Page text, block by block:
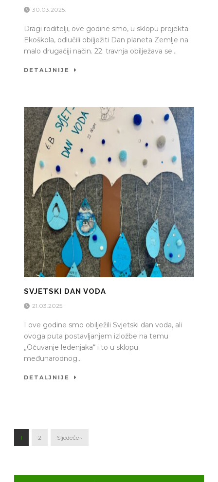
30.03.2025.
Dragi roditelji, ove godine smo, u sklopu projekta
Ekoškola, odlučili obilježiti Dan planeta Zemlje na
malo drugačiji način. 22. travnja obilježava se...
DETALJNIJE
SVJETSKI DAN VODA
21.03.2025.
I ove godine smo obilježili Svjetski dan voda, ali
ovoga puta postavljanjem izložbe na temu
„Očuvanje ledenjaka“ i to u sklopu
međunarodnog...
DETALJNIJE
1 2 Sljedeće ›